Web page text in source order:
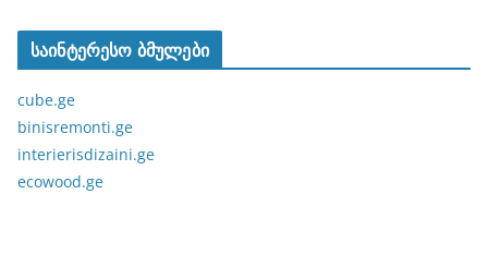
საინტერესო ბმულები
cube.ge
binisremonti.ge
interierisdizaini.ge
ecowood.ge